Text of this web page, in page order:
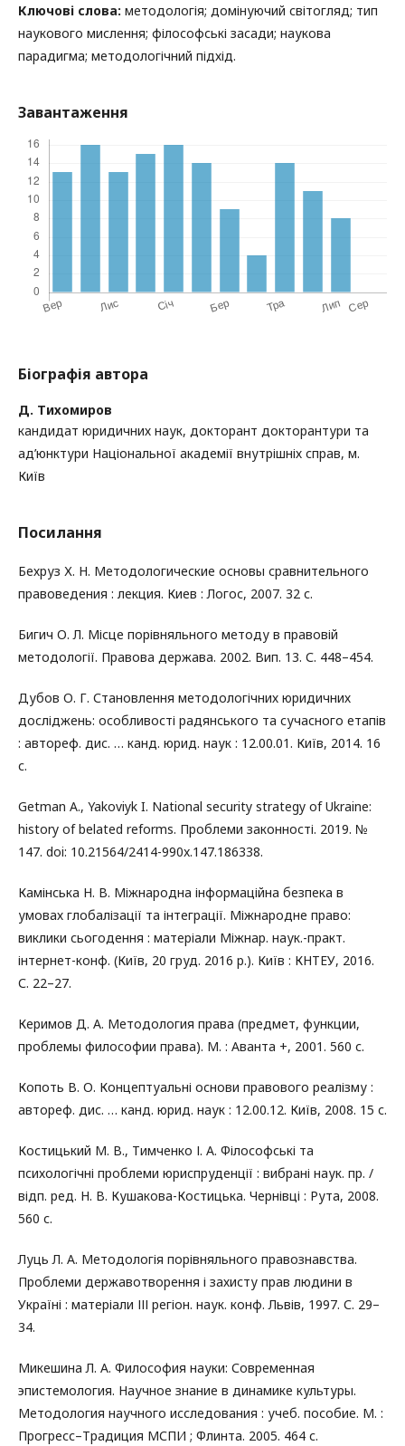
Ключові слова: методологія; домінуючий світогляд; тип
наукового мислення; філософські засади; наукова
парадигма; методологічний підхід.
Завантаження
Біографія автора
Д. Тихомиров
кандидат юридичних наук, докторант докторантури та
ад’юнктури Національної академії внутрішніх справ, м.
Київ
Посилання
Бехруз Х. Н. Методологические основы сравнительного
правоведения : лекция. Киев : Логос, 2007. 32 с.
Бигич О. Л. Місце порівняльного методу в правовій
методології. Правова держава. 2002. Вип. 13. С. 448–454.
Дубов О. Г. Становлення методологічних юридичних
досліджень: особливості радянського та сучасного етапів
: автореф. дис. … канд. юрид. наук : 12.00.01. Київ, 2014. 16
с.
Getman A., Yakoviyk I. National security strategy of Ukraine:
history of belated reforms. Проблеми законності. 2019. №
147. doi: 10.21564/2414-990x.147.186338.
Камінська Н. В. Міжнародна інформаційна безпека в
умовах глобалізації та інтеграції. Міжнародне право:
виклики сьогодення : матеріали Міжнар. наук.-практ.
інтернет-конф. (Київ, 20 груд. 2016 р.). Київ : КНТЕУ, 2016.
С. 22–27.
Керимов Д. А. Методология права (предмет, функции,
проблемы философии права). М. : Аванта +, 2001. 560 с.
Копоть В. О. Концептуальні основи правового реалізму :
автореф. дис. … канд. юрид. наук : 12.00.12. Київ, 2008. 15 с.
Костицький М. В., Тимченко І. А. Філософські та
психологічні проблеми юриспруденції : вибрані наук. пр. /
відп. ред. Н. В. Кушакова-Костицька. Чернівці : Рута, 2008.
560 с.
Луць Л. А. Методологія порівняльного правознавства.
Проблеми державотворення і захисту прав людини в
Україні : матеріали ІІІ регіон. наук. конф. Львів, 1997. С. 29–
34.
Микешина Л. А. Философия науки: Современная
эпистемология. Научное знание в динамике культуры.
Методология научного исследования : учеб. пособие. М. :
Прогресс–Традиция МСПИ ; Флинта. 2005. 464 с.